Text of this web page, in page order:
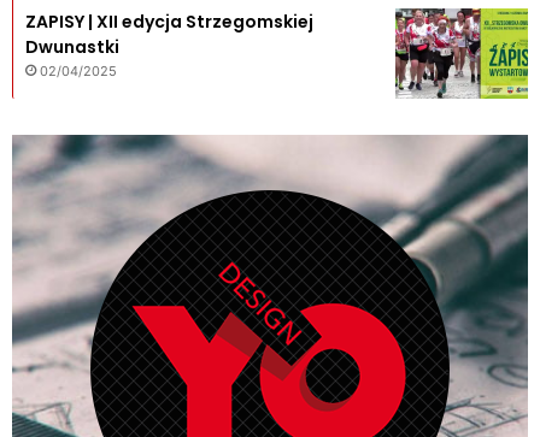
ZAPISY | XII edycja Strzegomskiej
Dwunastki
02/04/2025